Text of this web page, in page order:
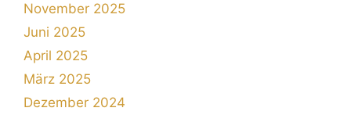
November 2025
Juni 2025
April 2025
März 2025
Dezember 2024